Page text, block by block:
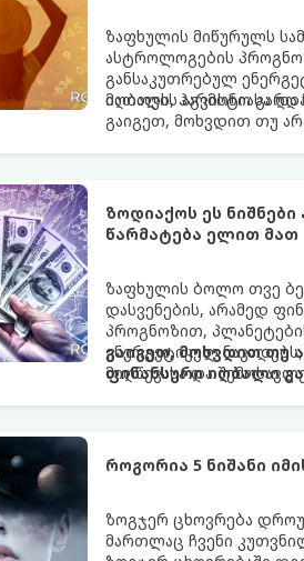
ზაფხულის მიწურულს
ასტროლოგების
განსაკუთრებულ
იღბალს, ჰარმონიასა და
მათთვის აგვისტო
გაიგეთ, მოხვდით თუ
ზოდიაქოს ეს
წარმატება ელით მათ
ზაფხულის ბოლო თვე
დასვენების, არამედ
პროგნოზით,
ენერგეტიკულ
მიღწევასა და
გაიგეთ, მოხვდით თუ
ფინანსური იღბალი
როგორია 5 ნიშანი
ზოგჯერ ცხოვრება
მართლაც ჩვენი